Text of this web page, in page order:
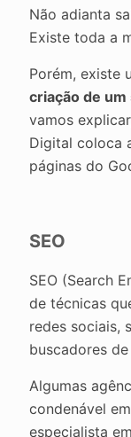
Não adianta
Existe toda a
Porém, existe
criação de um
vamos
Digital coloca
páginas do
SEO
SEO (Search
de técnicas
redes sociais,
buscadores
Algumas
condenável
especialista